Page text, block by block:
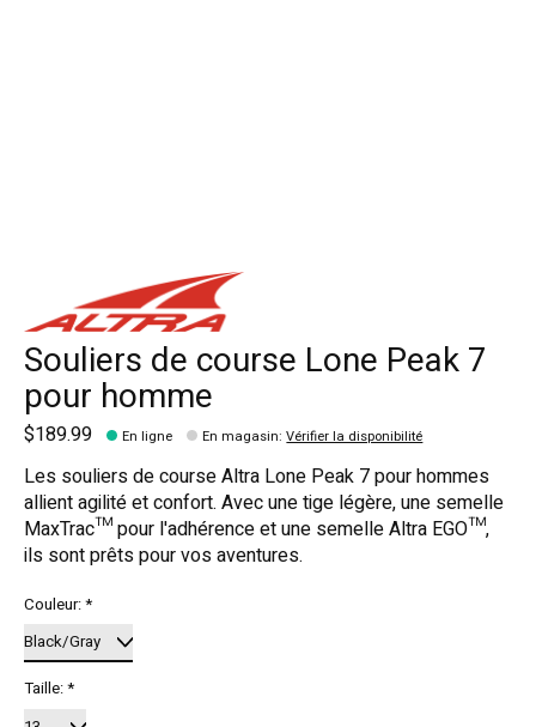
Souliers de course Lone Peak 7
pour homme
$189.99 En ligne En magasin:Vérifier la disponibilité
Les souliers de course Altra Lone Peak 7 pour hommes
allient agilité et confort. Avec une tige légère, une semelle
MaxTrac™ pour l'adhérence et une semelle Altra EGO™,
ils sont prêts pour vos aventures.
Couleur:*
Taille:*